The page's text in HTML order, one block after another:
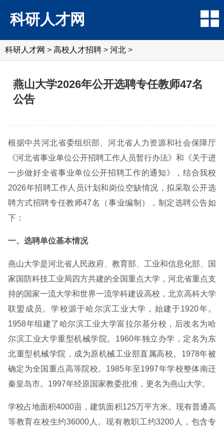
科研人才网
科研人才网 > 高校人才招聘 > 河北 >
燕山大学2026年公开选聘专任教师47名
公告
根据中共河北省委组织部、河北省人力资源和社会保障厅
《河北省事业单位公开招聘工作人员暂行办法》和《关于进
一步做好全省事业单位公开招聘工作的通知》，结合我校
2026年招聘工作人员计划和岗位空缺情况，拟采取公开选
聘方式招聘专任教师47名（事业编制），制定选聘公告如
下：
一、选聘单位基本情况
燕山大学是河北省人民政府、教育部、工业和信息化部、国
家国防科技工业局四方共建的全国重点大学，河北省重点支
持的国家一流大学和世界一流学科建设高校，北京高科大学
联盟成员。学校源于哈尔滨工业大学，始建于1920年。
1958年组建了哈尔滨工业大学富拉尔基分校，后改名为哈
尔滨工业大学重型机械学院。1960年独立办学，定名为东
北重型机械学院，成为原机械工业部直属高校。1978年被
确定为全国重点高等院校。1985年至1997年学校整体南迁
秦皇岛市。1997年经原国家教委批准，更名为燕山大学。
学校占地面积4000亩，建筑面积125万平方米。现有普通高
等教育在校生约36000人。现有教职工约3200人，包含专